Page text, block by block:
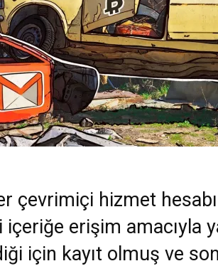
çevrimiçi hizmet
içeriğe erişim amacıyla
için kayıt olmuş ve